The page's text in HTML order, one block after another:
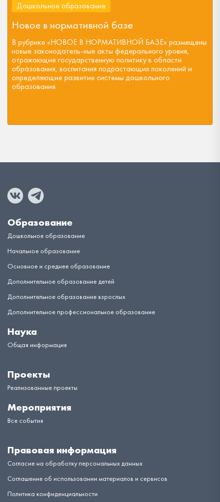
Дошкольное образование
Новое в нормативной базе
В рубрике «НОВОЕ В НОРМАТИВНОЙ БАЗЕ» размещены
новые законодатель-ные акты федерального уровня,
отражающие государственную политику в области
образования, воспитания подрастающих поколений и
определяющие развитие системы дошкольного
образования
Образование
Дошкольное образование
Начальное образование
Основное и среднее образование
Дополнительное образование детей
Дополнительное образование взрослых
Дополнительное профессиональное образование
Наука
Общая информация
Проекты
Реализованные проекты
Мероприятия
Все события
Правовая информация
Согласие на обработку персональных данных
Соглашение об использовании материалов и сервисов
Политика конфиденциальности